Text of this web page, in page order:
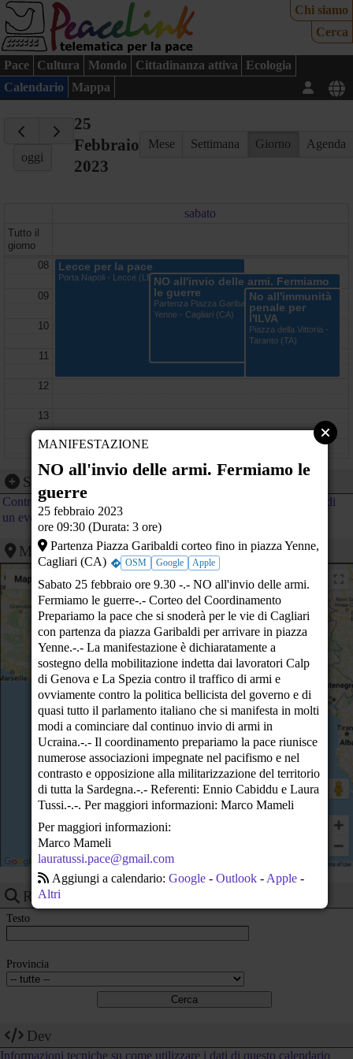
Chi siamo
Cerca
Pace Cultura Mondo Cittadinanza attiva
Ecologia
Calendario
Mappa
oggi
25
Febbraio
2023
Mese Settimana Giorno Agenda
sabato
Tutto il
giorno
08
09
10
11
12
13
14
15
16
18
19
21
22
23
Marcia costituzionale
VIA PADRE MATTEO D'AGNONE -
Fermiamo la guerra in
Ucraina!
Opposizione alla guerra
Bra (CN)
Fiaccolata - La pace è la
vittoria di cui abbiamo
bisogno!
Piazza Duomo - Trento (TN)
Lecce per la pace
Porta Napoli - Lecce (LE)NO all'invio delle armi. Fermiamo
le guerre
Partenza Piazza Garibaldi corteo fino in piazza
Yenne - Cagliari (CA)
No all'immunità
penale per
l'ILVA
Piazza della Vittoria -
Taranto (TA)
Segnalazione evento
Contribuisci al calendario di PeaceLink inviando la segnalazione di
un evento
Mappa
Ricerca eventi
Testo
Provincia
Dev
Informazioni tecniche su come utilizzare i dati di questo calendario
MANIFESTAZIONE
NO all'invio delle armi. Fermiamo le
guerre
25 febbraio 2023
ore 09:30 (Durata: 3 ore)
Partenza Piazza Garibaldi corteo fino in piazza Yenne,
Cagliari (CA)
OSM Google Apple
Sabato 25 febbraio ore 9.30 -.- NO all'invio delle armi.
Fermiamo le guerre-.- Corteo del Coordinamento
Prepariamo la pace che si snoderà per le vie di Cagliari
con partenza da piazza Garibaldi per arrivare in piazza
Yenne.-.- La manifestazione è dichiaratamente a
sostegno della mobilitazione indetta dai lavoratori Calp
di Genova e La Spezia contro il traffico di armi e
ovviamente contro la politica bellicista del governo e di
quasi tutto il parlamento italiano che si manifesta in molti
modi a cominciare dal continuo invio di armi in
Ucraina.-.- Il coordinamento prepariamo la pace riunisce
numerose associazioni impegnate nel pacifismo e nel
contrasto e opposizione alla militarizzazione del territorio
di tutta la Sardegna.-.- Referenti: Ennio Cabiddu e Laura
Tussi.-.-. Per maggiori informazioni: Marco Mameli
Per maggiori informazioni:
Marco Mameli
lauratussi.pace@gmail.com
Aggiungi a calendario: Google- Outlook- Apple-
Altri